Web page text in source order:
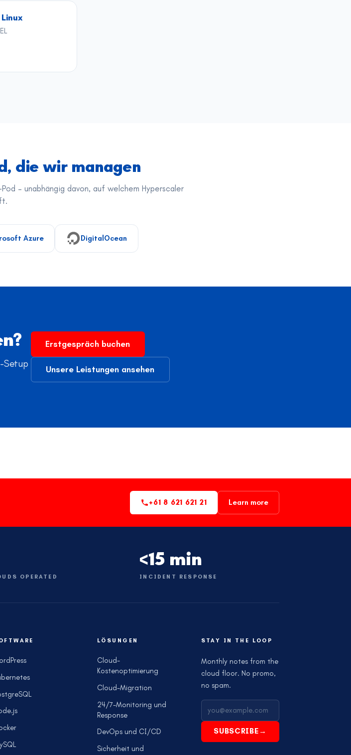
die wir managen
– unabhängig davon, auf welchem Hyperscaler
Azure DigitalOcean
Setup
Erstgespräch buchen
Unsere Leistungen ansehen
+61 8 621 621 21 Learn more
OPERATED
<15 min
INCIDENT RESPONSE
LÖSUNGEN
Cloud-
Kostenoptimierung
Cloud-Migration
24/7-Monitoring und
Response
DevOps und CI/CD
Sicherheit und
STAY IN THE LOOP
Monthly notes from the
cloud floor. No promo,
no spam.
SUBSCRIBE →